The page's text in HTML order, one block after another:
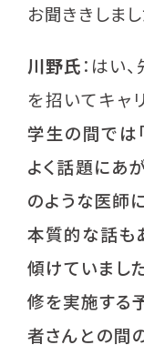
お聞ききしま
川野氏：はい
を招いてキャ
学生の間では
よく話題にあ
のような医師
本質的な話も
傾けていまし
修を実施する
者さんとの間